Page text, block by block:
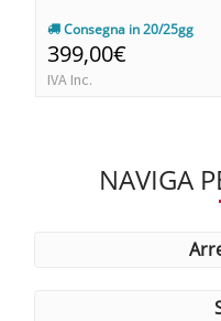
Consegna in 20/25gg
399,00€
IVA Inc.
NAVIGA